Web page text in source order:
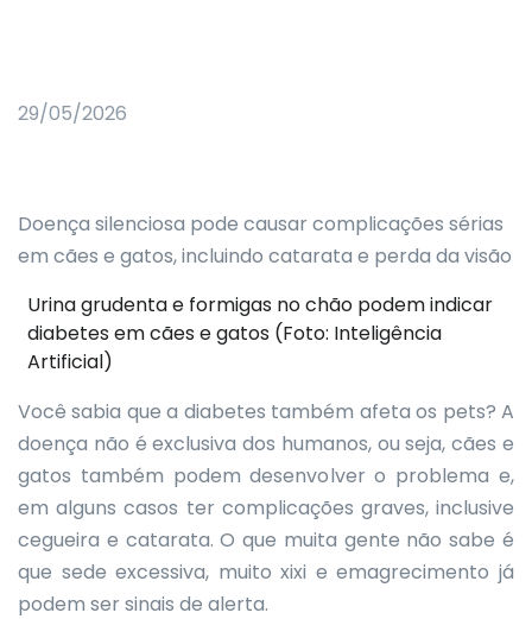
29/05/2026
Doença silenciosa pode causar complicações sérias
em cães e gatos, incluindo catarata e perda da visão
Urina grudenta e formigas no chão podem indicar
diabetes em cães e gatos (Foto: Inteligência
Artificial)
Você sabia que a diabetes também afeta os pets? A
doença não é exclusiva dos humanos, ou seja, cães e
gatos também podem desenvolver o problema e,
em alguns casos ter complicações graves, inclusive
cegueira e catarata. O que muita gente não sabe é
que sede excessiva, muito xixi e emagrecimento já
podem ser sinais de alerta.